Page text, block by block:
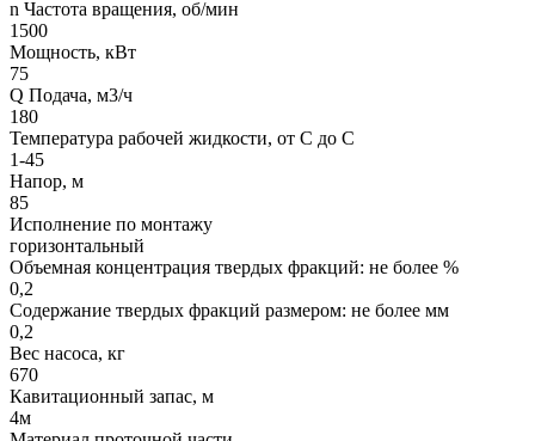
n Частота вращения, об/мин
1500
Мощность, кВт
75
Q Подача, м3/ч
180
Температура рабочей жидкости, от С до С
1-45
Напор, м
85
Исполнение по монтажу
горизонтальный
Объемная концентрация твердых фракций: не более %
0,2
Содержание твердых фракций размером: не более мм
0,2
Вес насоса, кг
670
Кавитационный запас, м
4м